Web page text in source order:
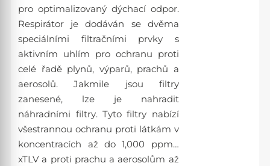
pro optimalizovaný dýchací odpor.
Respirátor je dodáván se dvěma
speciálními filtračními prvky s
aktivním uhlím pro ochranu proti
celé řadě plynů, výparů, prachů a
aerosolů. Jakmile jsou filtry
zanesené, lze je nahradit
náhradními filtry. Tyto filtry nabízí
všestrannou ochranu proti látkám v
koncentracích až do 1,000 ppm…
xTLV a proti prachu a aerosolům až